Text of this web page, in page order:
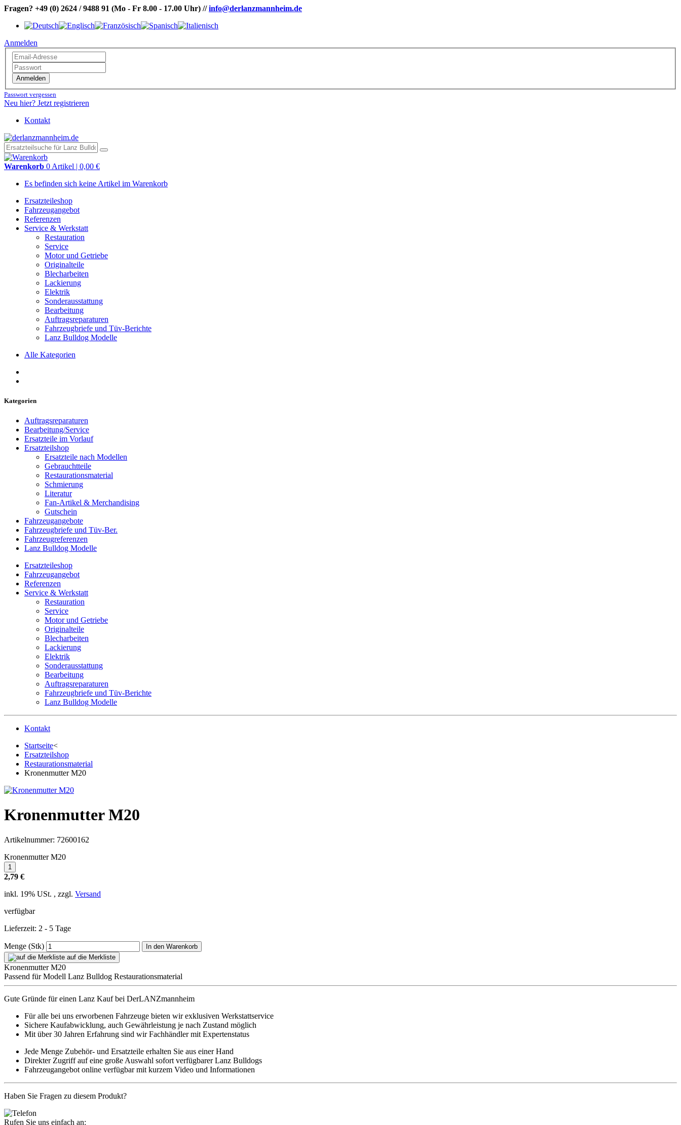
Fragen? +49 (0) 2624 / 9488 91 (Mo - Fr 8.00 - 17.00 Uhr) //info@derlanzmannheim.de
Anmelden
Anmelden
Passwort vergessen
Neu hier? Jetzt registrieren
Kontakt
Warenkorb 0 Artikel | 0,00 €
Es befinden sich keine Artikel im Warenkorb
Ersatzteileshop
Fahrzeugangebot
Referenzen
Service & Werkstatt
Restauration
Service
Motor und Getriebe
Originalteile
Blecharbeiten
Lackierung
Elektrik
Sonderausstattung
Bearbeitung
Auftragsreparaturen
Fahrzeugbriefe und Tüv-Berichte
Lanz Bulldog Modelle
Alle Kategorien
Kategorien
Auftragsreparaturen
Bearbeitung/Service
Ersatzteile im Vorlauf
Ersatzteilshop
Ersatzteile nach Modellen
Gebrauchtteile
Restaurationsmaterial
Schmierung
Literatur
Fan-Artikel & Merchandising
Gutschein
Fahrzeugangebote
Fahrzeugbriefe und Tüv-Ber.
Fahrzeugreferenzen
Lanz Bulldog Modelle
Ersatzteileshop
Fahrzeugangebot
Referenzen
Service & Werkstatt
Restauration
Service
Motor und Getriebe
Originalteile
Blecharbeiten
Lackierung
Elektrik
Sonderausstattung
Bearbeitung
Auftragsreparaturen
Fahrzeugbriefe und Tüv-Berichte
Lanz Bulldog Modelle
Kontakt
Startseite<
Ersatzteilshop
Restaurationsmaterial
Kronenmutter M20
Kronenmutter M20
Artikelnummer: 72600162
Kronenmutter M20
2,79 €
inkl. 19% USt. , zzgl. Versand
verfügbar
Lieferzeit: 2 - 5 Tage
Menge (Stk)
In den Warenkorb
auf die Merkliste
Kronenmutter M20
Passend für Modell Lanz Bulldog Restaurationsmaterial
Gute Gründe für einen Lanz Kauf bei DerLANZmannheim
Für alle bei uns erworbenen Fahrzeuge bieten wir exklusiven Werkstattservice
Sichere Kaufabwicklung, auch Gewährleistung je nach Zustand möglich
Mit über 30 Jahren Erfahrung sind wir Fachhändler mit Expertenstatus
Jede Menge Zubehör- und Ersatzteile erhalten Sie aus einer Hand
Direkter Zugriff auf eine große Auswahl sofort verfügbarer Lanz Bulldogs
Fahrzeugangebot online verfügbar mit kurzem Video und Informationen
Haben Sie Fragen zu diesem Produkt?
Rufen Sie uns einfach an: